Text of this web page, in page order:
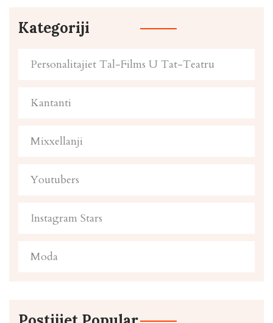
Kategoriji
Personalitajiet Tal-Films U Tat-Teatru
Kantanti
Mixxellanji
Youtubers
Instagram Stars
Moda